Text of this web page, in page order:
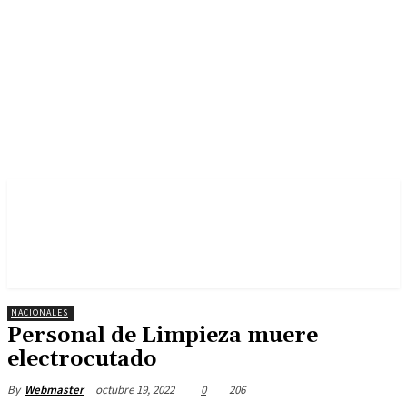
NACIONALES
Personal de Limpieza muere
electrocutado
By Webmaster octubre 19, 2022 0 206